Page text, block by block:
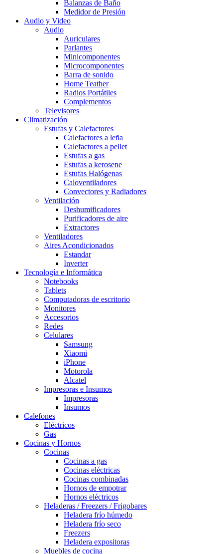
Balanzas de Baño
Medidor de Presión
Audio y Video
Audio
Auriculares
Parlantes
Minicomponentes
Microcomponentes
Barra de sonido
Home Teather
Radios Portátiles
Complementos
Televisores
Climatización
Estufas y Calefactores
Calefactores a leña
Calefactores a pellet
Estufas a gas
Estufas a kerosene
Estufas Halógenas
Caloventiladores
Convectores y Radiadores
Ventilación
Deshumificadores
Purificadores de aire
Extractores
Ventiladores
Aires Acondicionados
Estandar
Inverter
Tecnología e Informática
Notebooks
Tablets
Computadoras de escritorio
Monitores
Accesorios
Redes
Celulares
Samsung
Xiaomi
iPhone
Motorola
Alcatel
Impresoras e Insumos
Impresoras
Insumos
Calefones
Eléctricos
Gas
Cocinas y Hornos
Cocinas
Cocinas a gas
Cocinas eléctricas
Cocinas combinadas
Hornos de empotrar
Hornos eléctricos
Heladeras / Freezers / Frigobares
Heladera frío húmedo
Heladera frío seco
Freezers
Heladera expositoras
Muebles de cocina